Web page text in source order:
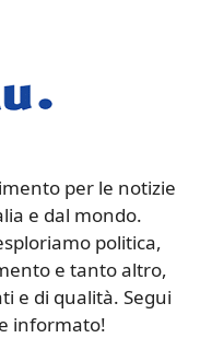
per le notizie
e dal mondo.
politica,
e tanto altro,
e di qualità. Segui
informato!